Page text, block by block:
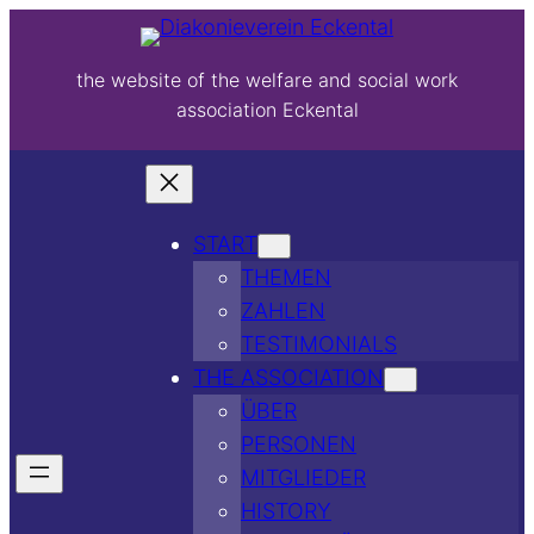
the website of the welfare and social work
association Eckental
START
THEMEN
ZAHLEN
TESTIMONIALS
THE ASSOCIATION
ÜBER
PERSONEN
MITGLIEDER
HISTORY